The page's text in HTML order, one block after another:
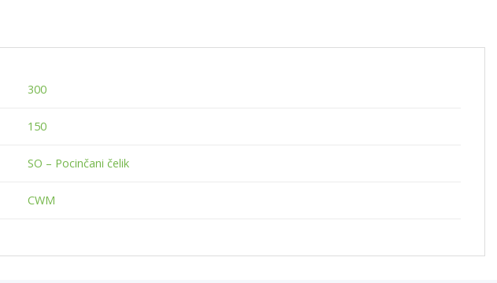
300
150
SO – Pocinčani čelik
CWM